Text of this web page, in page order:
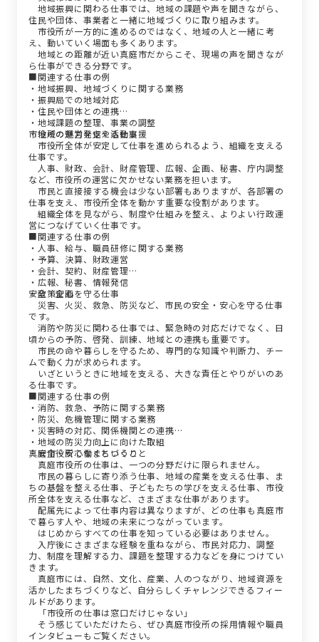
地域振興に関わる仕事では、地域の課題や声を聞きながら、
住民や団体、事業者と一緒に地域づくりに取り組みます。
市役所が一方的に進めるのではなく、地域の人と一緒に考
え、動いていく場面も多くあります。
地域との距離が近い真庭市だからこそ、現場の声を聞きなが
ら仕事ができる分野です。
■関連する仕事の例
・地域振興、地域づくりに関する業務
・振興局での地域対応
・住民や団体との連携
・地域課題の整理、事業の調整
・地域の魅力発信や活動支援
市役所の運営を支える仕事
市役所全体が安定して仕事を進められるよう、組織を支える
仕事です。
人事、財政、会計、財産管理、広報、企画、秘書、庁内調整
など、市役所の運営に欠かせない業務を担います。
市民と直接接する機会は少ない部署もありますが、各部署の
仕事を支え、市役所全体を動かす重要な役割があります。
組織全体を見ながら、制度や仕組みを整え、よりよい行政運
営につなげていく仕事です。
■関連する仕事の例
・人事、給与、職員研修に関する業務
・予算、決算、財政運営
・会計、契約、財産管理
・広報、秘書、情報発信
・政策企画
安全・安心を守る仕事
災害、火災、救急、防災など、市民の安全・安心を守る仕事
です。
消防や防災に関わる仕事では、緊急時の対応だけでなく、日
頃からの予防、啓発、訓練、地域との連携も重要です。
市民の命や暮らしを守るため、専門的な知識や判断力、チー
ムで動く力が求められます。
いざというときに地域を支える、大きな責任とやりがいのあ
る仕事です。
■関連する仕事の例
・消防、救急、予防に関する業務
・防災、危機管理に関する業務
・災害時の対応、関係機関との連携
・地域の防災力向上に向けた取組
・安全・安心なまちづくり
真庭市役所で働くということ
真庭市役所の仕事は、一つの分野だけに限られません。
市民の暮らしに寄り添う仕事、地域の産業を支える仕事、ま
ちの基盤を整える仕事、子どもたちの学びを支える仕事、市役
所全体を支える仕事など、さまざまな仕事があります。
配属先によって仕事内容は異なりますが、どの仕事も真庭市
で暮らす人や、地域の未来につながっています。
はじめからすべての仕事を知っている必要はありません。
入庁後にさまざまな経験を重ねながら、市民対応力、調整
力、制度を理解する力、課題を整理する力などを身につけてい
きます。
真庭市には、自然、文化、産業、人のつながり、地域資源を
活かしたまちづくりなど、自分らしくチャレンジできるフィー
ルドがあります。
「市役所の仕事は窓口だけじゃない」
そう感じていただけたら、ぜひ真庭市役所の採用情報や職員
インタビューもご覧ください。